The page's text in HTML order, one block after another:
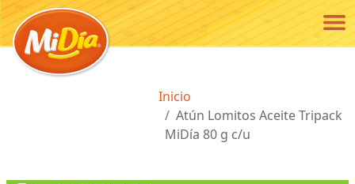
Pasar al contenido principal
Ruta de navegación
Inicio
Atún Lomitos Aceite Tripack
MiDía 80 g c/u